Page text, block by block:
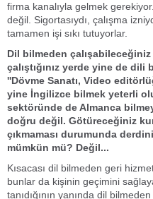
firma kanalıyla gelmek
değil. Sigortasıydı, çalışma
tamamen işi sıkı tutuyorlar.
Dil bilmeden
çalıştığınız yerde yine de
''Dövme Sanatı, Video
yine İngilizce bilmek yeterli
sektöründe de Almanca
doğru değil. Götüreceğiniz
çıkmaması durumunda
mümkün mü? Değil...
Kısacası dil bilmeden geri
bunlar da kişinin geçimini
tanıdığının yanında dil